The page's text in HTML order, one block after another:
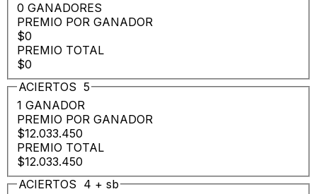
0 GANADORES
PREMIO POR GANADOR
$0
PREMIO TOTAL
$0
ACIERTOS 5
1 GANADOR
PREMIO POR GANADOR
$12.033.450
PREMIO TOTAL
$12.033.450
ACIERTOS 4 + sb